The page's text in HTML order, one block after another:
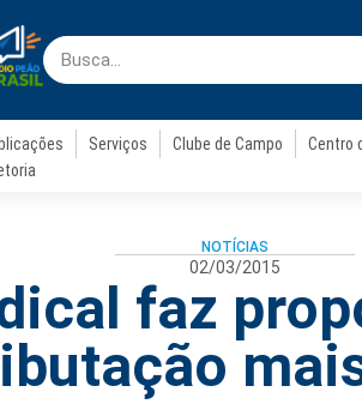
Serviços Clube de Campo Centro
NOTÍCIAS
02/03/2015
faz